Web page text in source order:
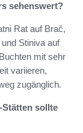
sehenswert?
Rat auf Brač,
Stiniva auf
mit sehr
variieren,
zugänglich.
Stätten sollte